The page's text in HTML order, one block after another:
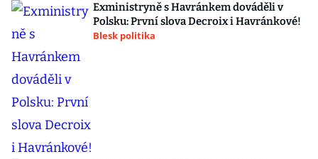
Exministryně s Havránkem dováděli v
Polsku: První slova Decroix i Havránkové!
Blesk politika